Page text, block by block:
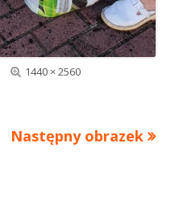
Pełny
1440 × 2560
Następny obrazek